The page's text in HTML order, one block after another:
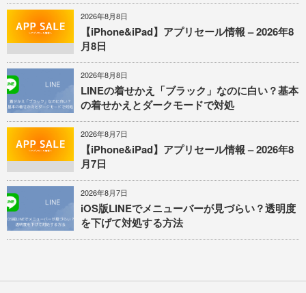
2026年8月8日
【iPhone&iPad】アプリセール情報 – 2026年8
月8日
2026年8月8日
LINEの着せかえ「ブラック」なのに白い？基本
の着せかえとダークモードで対処
2026年8月7日
【iPhone&iPad】アプリセール情報 – 2026年8
月7日
2026年8月7日
iOS版LINEでメニューバーが見づらい？透明度
を下げて対処する方法